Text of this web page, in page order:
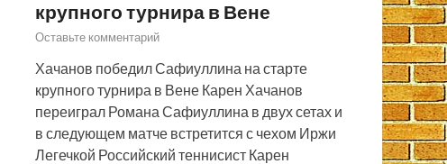
крупного турнира в Вене
Оставьте комментарий
Хачанов победил Сафиуллина на старте
крупного турнира в Вене Карен Хачанов
переиграл Романа Сафиуллина в двух сетах и
в следующем матче встретится с чехом Иржи
Легечкой Российский теннисист Карен